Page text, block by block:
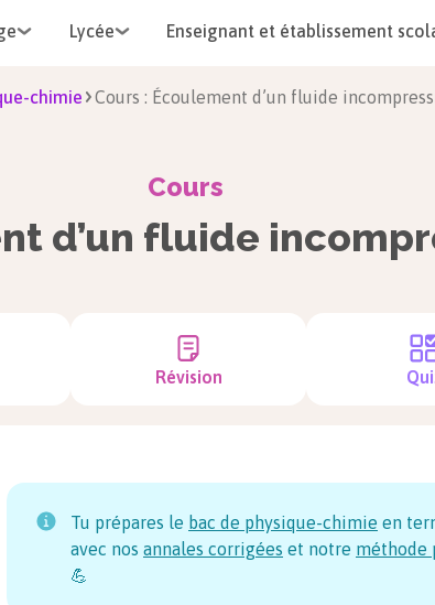
Lycée Enseignant et établissement
chimie Cours : Écoulement d’un fluide
Cours
d’un fluide
Révision
Tu prépares le bac de physique-chimie en
avec nos annales corrigées et notre méthode
💪